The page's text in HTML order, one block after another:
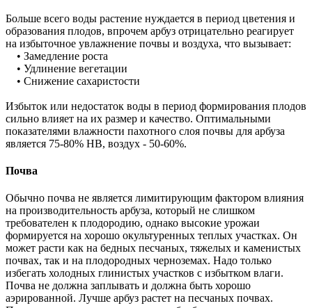
Больше всего воды растение нуждается в период цветения и
образования плодов, впрочем арбуз отрицательно реагирует
на избыточное увлажнение почвы и воздуха, что вызывает:
• Замедление роста
• Удлинение вегетации
• Снижение сахаристости
Избыток или недостаток воды в период формирования плодов
сильно влияет на их размер и качество. Оптимальными
показателями влажности пахотного слоя почвы для арбуза
является 75-80% НВ, воздух - 50-60%.
Почва
Обычно почва не является лимитирующим фактором влияния
на производительность арбуза, который не слишком
требователен к плодородию, однако высокие урожаи
формируется на хорошо окультуренных теплых участках. Он
может расти как на бедных песчаных, тяжелых и каменистых
почвах, так и на плодородных черноземах. Надо только
избегать холодных глинистых участков с избытком влаги.
Почва не должна заплывать и должна быть хорошо
аэрированной. Лучше арбуз растет на песчаных почвах.